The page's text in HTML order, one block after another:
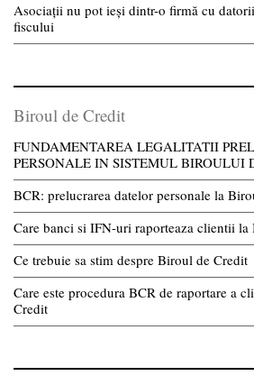
Asociații nu pot ieși dintr-o firmă cu
fiscului
Biroul de Credit
FUNDAMENTAREA LEGALITATII
PERSONALE IN SISTEMUL BIROULUI
BCR: prelucrarea datelor personale la
Care banci si IFN-uri raporteaza clientii
Ce trebuie sa stim despre Biroul de Credit
Care este procedura BCR de raportare a
Credit